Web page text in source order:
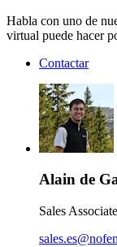
Habla con uno de
virtual puede hacer
Contactar
Alain de
Sales Associate